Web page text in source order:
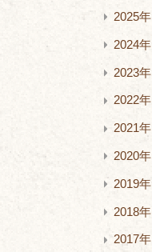
2025年
2024年
2023年
2022年
2021年
2020年
2019年
2018年
2017年